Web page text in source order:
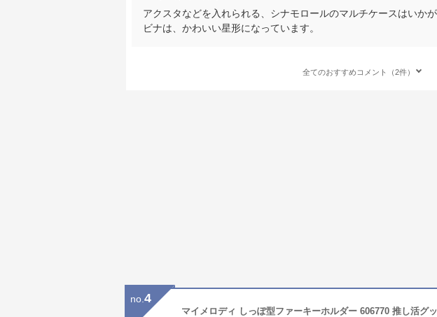
アクスタなどを入れられる、シナモロールのマルチケースはいか
ビナは、かわいい星形になっています。
全てのおすすめコメント（2件）
no. 4
マイメロディ しっぽ型ファーキーホルダー 606770 推し活グ